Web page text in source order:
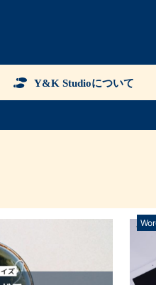
Y&K Studioについて